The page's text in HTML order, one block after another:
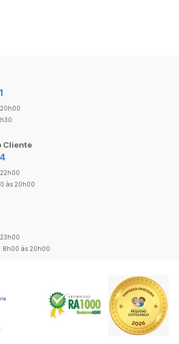
Cliente
às 20h00
8h00 às 20h00